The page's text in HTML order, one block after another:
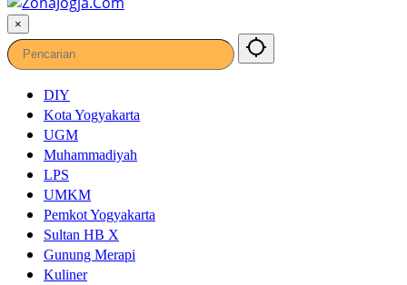
×
DIY
Kota Yogyakarta
UGM
Muhammadiyah
LPS
UMKM
Pemkot Yogyakarta
Sultan HB X
Gunung Merapi
Kuliner